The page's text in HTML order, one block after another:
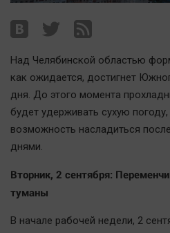
Наша победа
Политика
Экономика
Здоровье
Культура
Спорт
Над Челябинской областью
как ожидается, достигнет
дня. До этого момента
будет удерживать сухую
возможность насладиться
днями.
Вторник, 2 сентября:
туманы
В начале рабочей недели, 2